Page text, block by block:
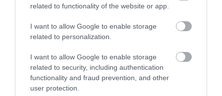
related to functionality of the website or app.
I want to allow Google to enable storage
related to personalization.
I want to allow Google to enable storage
related to security, including authentication
functionality and fraud prevention, and other
user protection.
Θράκη:Την παραμονή στο τραπέζι
υπήρχαν εννιά διαφορετικά φαγητά,
άβραστα και νηστίσιμα, ώστε να υπάρχει
Επιπλέον, χαρακτηριστικό
χριστουγεννιάτικο ελληνικό έθιμο σε όλες